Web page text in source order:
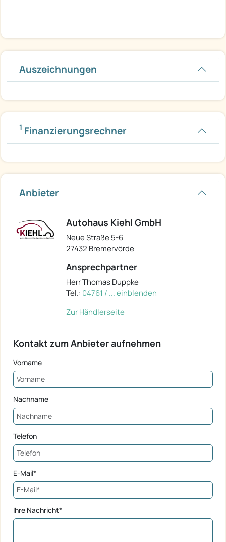
Auszeichnungen
1 Finanzierungsrechner
Anbieter
Autohaus Kiehl GmbH
Neue Straße 5-6
27432 Bremervörde
Ansprechpartner
Herr Thomas Duppke
Tel.: 04761 / ... einblenden
Zur Händlerseite
Kontakt zum Anbieter aufnehmen
Vorname
Nachname
Telefon
E-Mail*
Ihre Nachricht*